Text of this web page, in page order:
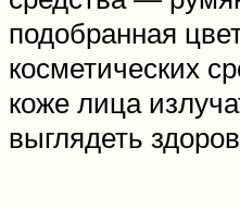
подобранная
косметических
коже лица
выглядеть